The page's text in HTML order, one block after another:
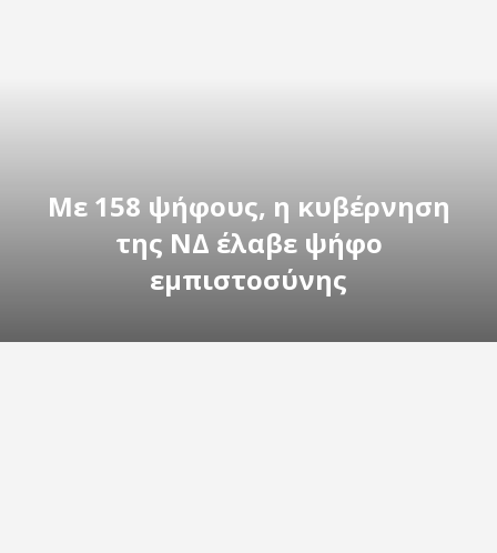
Με 158 ψήφους, η κυβέρνηση
της ΝΔ έλαβε ψήφο
εμπιστοσύνης